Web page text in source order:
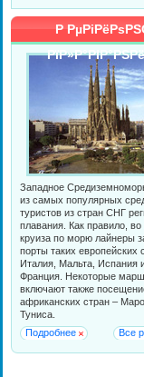
Р
Западное
из самых популярных
туристов из стран СНГ
плавания. Как правило,
круиза по морю лайнеры
порты таких европейских
Италия, Мальта, Испания
Франция. Некоторые
включают также
африканских стран –
Туниса.
Подробнее
Все